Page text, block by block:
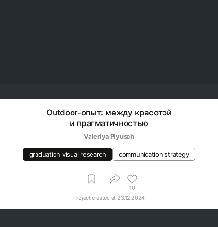
Outdoor-опыт: между красотой
и прагматичностью
Valeriya Plyusch
graduation visual research communication strategy
10
Project created at 23.12.2024